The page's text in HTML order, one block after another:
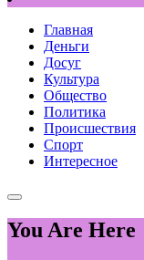
Главная
Деньги
Досуг
Культура
Общество
Политика
Происшествия
Спорт
Интересное
You Are Here